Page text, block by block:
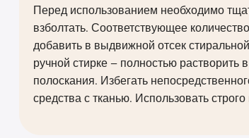
Перед использованием необходимо
взболтать. Соответствующее
добавить в выдвижной отсек
ручной стирке – полностью растворить
полоскания. Избегать
средства с тканью. Использовать